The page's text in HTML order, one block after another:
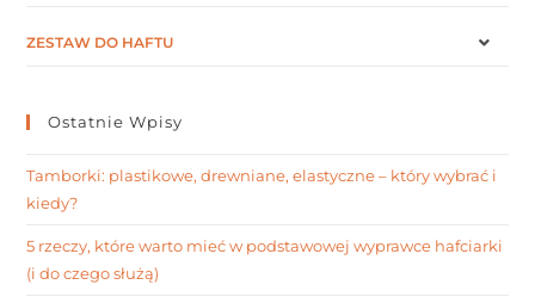
ZESTAW DO HAFTU
Ostatnie Wpisy
Tamborki: plastikowe, drewniane, elastyczne – który wybrać i
kiedy?
5 rzeczy, które warto mieć w podstawowej wyprawce hafciarki
(i do czego służą)